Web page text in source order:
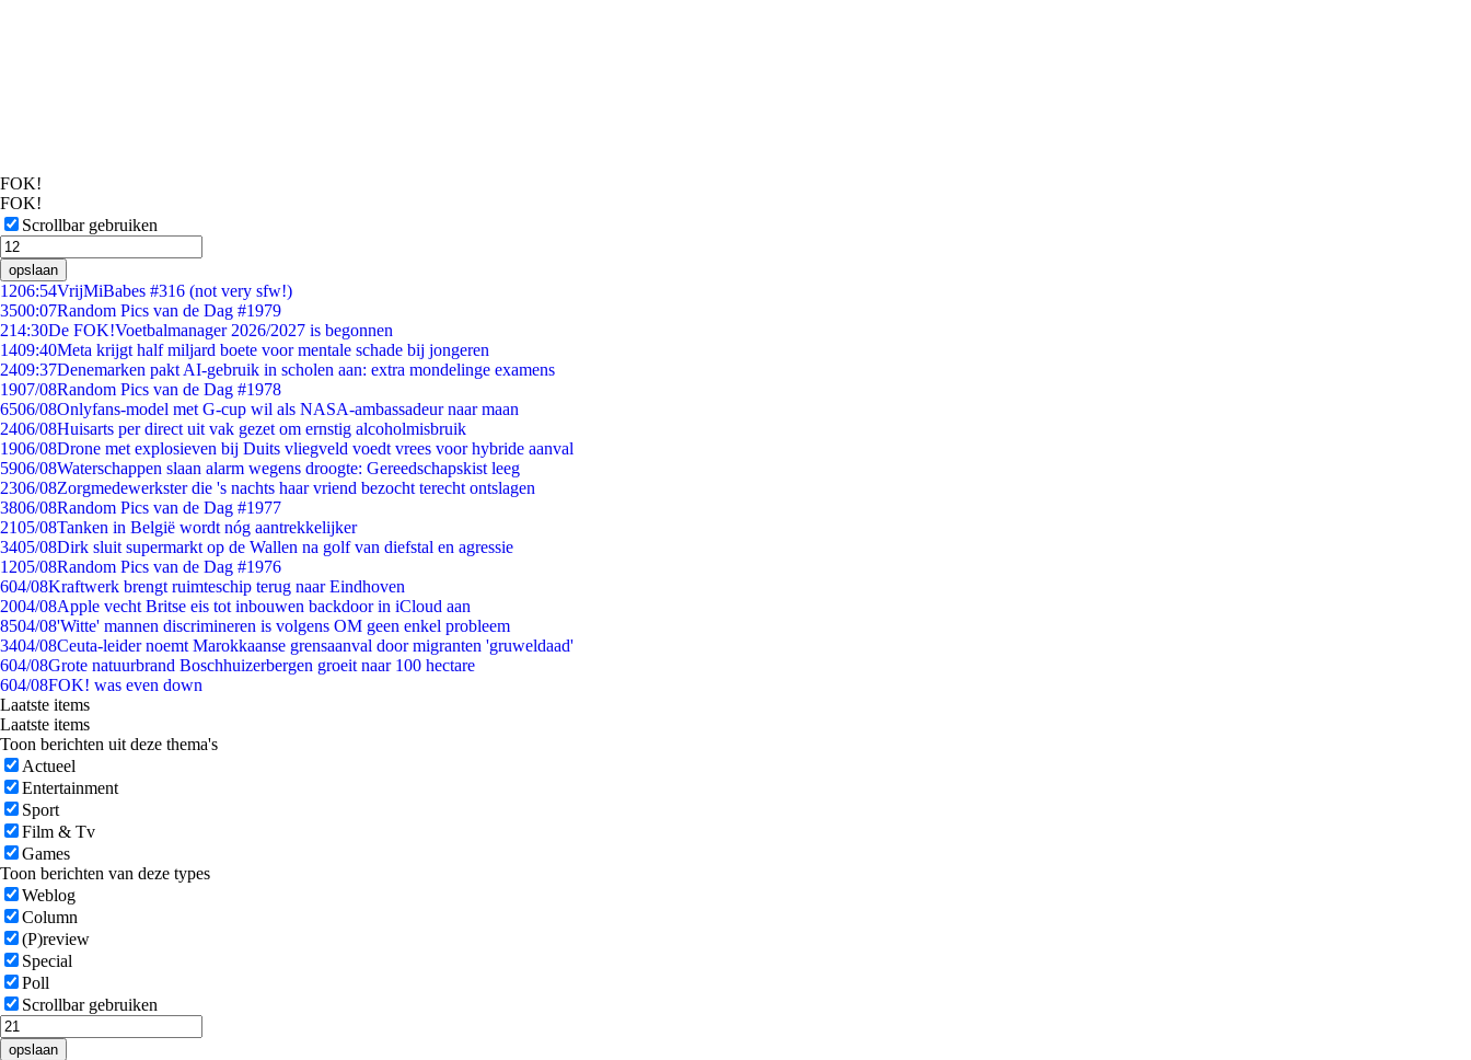
FOK!
FOK!
Scrollbar gebruiken
opslaan
1206:54VrijMiBabes #316 (not very sfw!)
3500:07Random Pics van de Dag #1979
214:30De FOK!Voetbalmanager 2026/2027 is begonnen
1409:40Meta krijgt half miljard boete voor mentale schade bij jongeren
2409:37Denemarken pakt AI-gebruik in scholen aan: extra mondelinge examens
1907/08Random Pics van de Dag #1978
6506/08Onlyfans-model met G-cup wil als NASA-ambassadeur naar maan
2406/08Huisarts per direct uit vak gezet om ernstig alcoholmisbruik
1906/08Drone met explosieven bij Duits vliegveld voedt vrees voor hybride aanval
5906/08Waterschappen slaan alarm wegens droogte: Gereedschapskist leeg
2306/08Zorgmedewerkster die 's nachts haar vriend bezocht terecht ontslagen
3806/08Random Pics van de Dag #1977
2105/08Tanken in België wordt nóg aantrekkelijker
3405/08Dirk sluit supermarkt op de Wallen na golf van diefstal en agressie
1205/08Random Pics van de Dag #1976
604/08Kraftwerk brengt ruimteschip terug naar Eindhoven
2004/08Apple vecht Britse eis tot inbouwen backdoor in iCloud aan
8504/08'Witte' mannen discrimineren is volgens OM geen enkel probleem
3404/08Ceuta-leider noemt Marokkaanse grensaanval door migranten 'gruweldaad'
604/08Grote natuurbrand Boschhuizerbergen groeit naar 100 hectare
604/08FOK! was even down
Laatste items
Laatste items
Toon berichten uit deze thema's
Actueel
Entertainment
Sport
Film & Tv
Games
Toon berichten van deze types
Weblog
Column
(P)review
Special
Poll
Scrollbar gebruiken
opslaan